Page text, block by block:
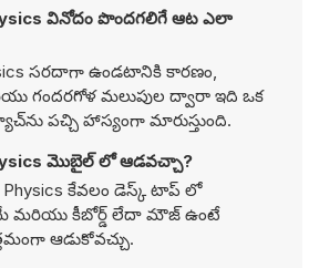
ఆట ఎలా
సరదాగా ఉండటానికి కారణం,
గందరగోళ మలుపుల ద్వారా ఇది ఒక
పచ్చి హాస్యంగా మారుస్తుంది.
మొబైల్ లో ఆడవచ్చా?
Physics కేవలం డెస్క్ టాప్ లో
మరియు కీబోర్డ్ లేదా మౌజ్ ఉంటే
ఆడుకోవచ్చు.